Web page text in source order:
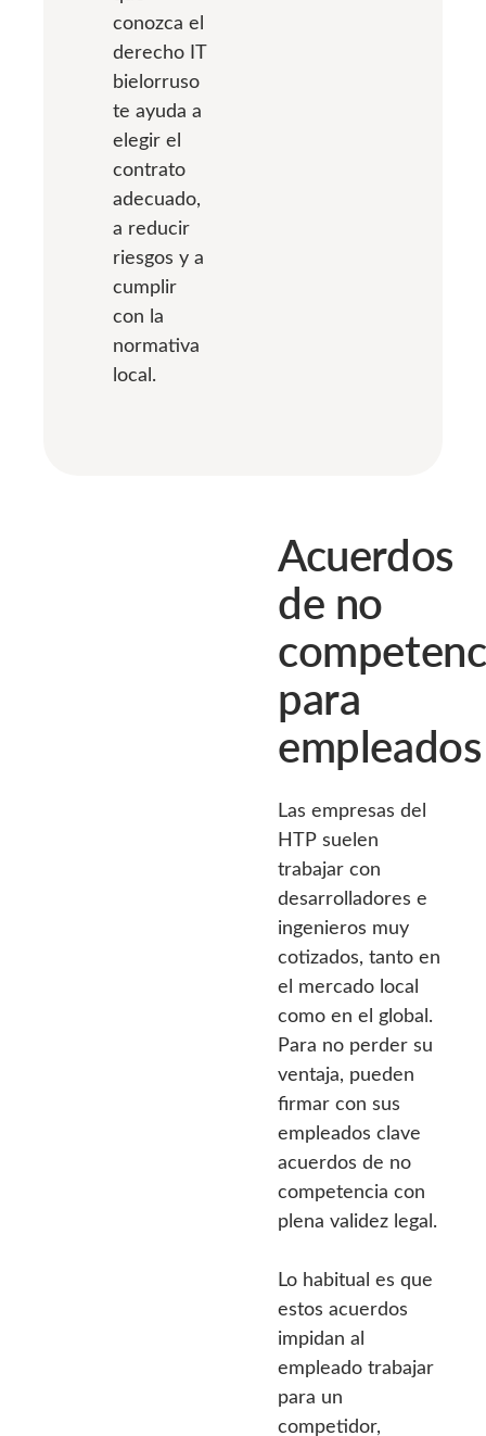
conozca el
derecho IT
bielorruso
te ayuda a
elegir el
contrato
adecuado,
a reducir
riesgos y a
cumplir
con la
normativa
local.
Acuerdos
de no
para
empleados
Las empresas del
HTP suelen
trabajar con
desarrolladores e
ingenieros muy
cotizados, tanto en
el mercado local
como en el global.
Para no perder su
ventaja, pueden
firmar con sus
empleados clave
acuerdos de no
competencia con
plena validez legal.
Lo habitual es que
estos acuerdos
impidan al
empleado trabajar
para un
competidor,